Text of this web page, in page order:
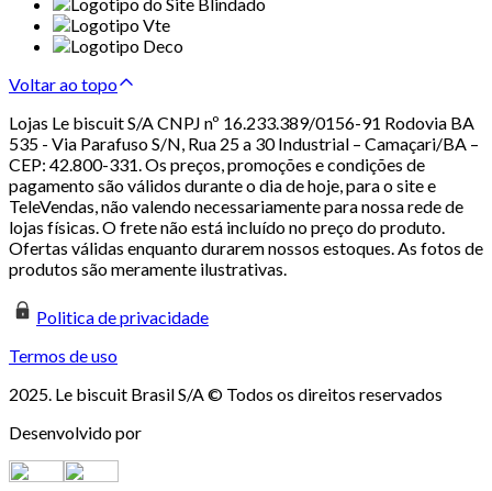
Voltar ao topo
Lojas Le biscuit S/A CNPJ nº 16.233.389/0156-91 Rodovia BA
535 - Via Parafuso S/N, Rua 25 a 30 Industrial – Camaçari/BA –
CEP: 42.800-331. Os preços, promoções e condições de
pagamento são válidos durante o dia de hoje, para o site e
TeleVendas, não valendo necessariamente para nossa rede de
lojas físicas. O frete não está incluído no preço do produto.
Ofertas válidas enquanto durarem nossos estoques. As fotos de
produtos são meramente ilustrativas.
Politica de privacidade
Termos de uso
2025. Le biscuit Brasil S/A © Todos os direitos reservados
Desenvolvido por